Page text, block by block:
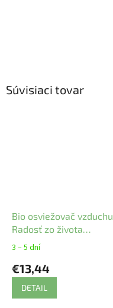
Súvisiaci tovar
Bio osviežovač vzduchu
Radosť zo života
bergamot Farfalla 75 ml
3 – 5 dní
€13,44
DETAIL